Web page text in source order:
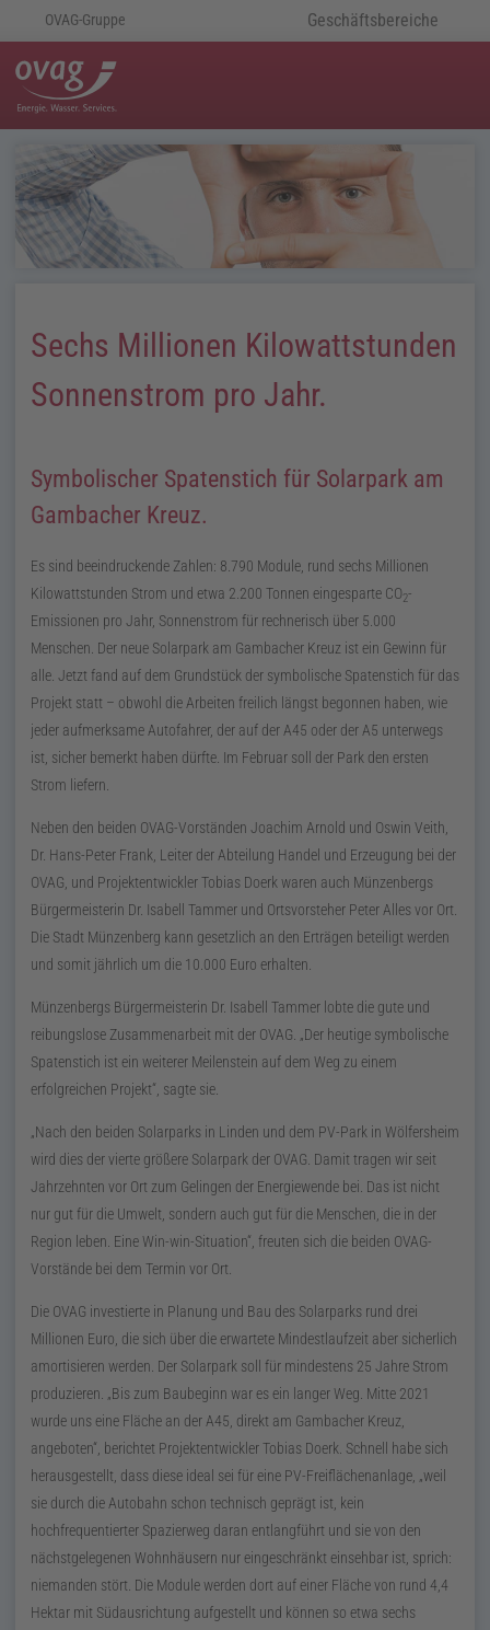
OVAG-Gruppe Geschäftsbereiche
Sechs Millionen Kilowattstunden
Sonnenstrom pro Jahr.
Symbolischer Spatenstich für Solarpark am
Gambacher Kreuz.
Es sind beeindruckende Zahlen: 8.790 Module, rund sechs Millionen
Kilowattstunden Strom und etwa 2.200 Tonnen eingesparte CO2-
Emissionen pro Jahr, Sonnenstrom für rechnerisch über 5.000
Menschen. Der neue Solarpark am Gambacher Kreuz ist ein Gewinn für
alle. Jetzt fand auf dem Grundstück der symbolische Spatenstich für das
Projekt statt – obwohl die Arbeiten freilich längst begonnen haben, wie
jeder aufmerksame Autofahrer, der auf der A45 oder der A5 unterwegs
ist, sicher bemerkt haben dürfte. Im Februar soll der Park den ersten
Strom liefern.
Neben den beiden OVAG-Vorständen Joachim Arnold und Oswin Veith,
Dr. Hans-Peter Frank, Leiter der Abteilung Handel und Erzeugung bei der
OVAG, und Projektentwickler Tobias Doerk waren auch Münzenbergs
Bürgermeisterin Dr. Isabell Tammer und Ortsvorsteher Peter Alles vor Ort.
Die Stadt Münzenberg kann gesetzlich an den Erträgen beteiligt werden
und somit jährlich um die 10.000 Euro erhalten.
Münzenbergs Bürgermeisterin Dr. Isabell Tammer lobte die gute und
reibungslose Zusammenarbeit mit der OVAG. Der heutige symbolische
Spatenstich ist ein weiterer Meilenstein auf dem Weg zu einem
erfolgreichen Projekt , sagte sie.
Nach den beiden Solarparks in Linden und dem PV-Park in Wölfersheim
wird dies der vierte größere Solarpark der OVAG. Damit tragen wir seit
Jahrzehnten vor Ort zum Gelingen der Energiewende bei. Das ist nicht
nur gut für die Umwelt, sondern auch gut für die Menschen, die in der
Region leben. Eine Win-win-Situation , freuten sich die beiden OVAG-
Vorstände bei dem Termin vor Ort.
Die OVAG investierte in Planung und Bau des Solarparks rund drei
Millionen Euro, die sich über die erwartete Mindestlaufzeit aber sicherlich
amortisieren werden. Der Solarpark soll für mindestens 25 Jahre Strom
produzieren. Bis zum Baubeginn war es ein langer Weg. Mitte 2021
wurde uns eine Fläche an der A45, direkt am Gambacher Kreuz,
angeboten , berichtet Projektentwickler Tobias Doerk. Schnell habe sich
herausgestellt, dass diese ideal sei für eine PV-Freiflächenanlage, „weil
sie durch die Autobahn schon technisch geprägt ist, kein
hochfrequentierter Spazierweg daran entlangführt und sie von den
nächstgelegenen Wohnhäusern nur eingeschränkt einsehbar ist, sprich:
niemanden stört. Die Module werden dort auf einer Fläche von rund 4,4
Hektar mit Südausrichtung aufgestellt und können so etwa sechs